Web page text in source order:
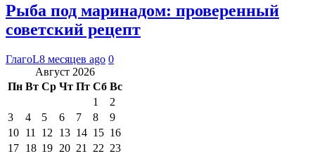
Рыба под маринадом: проверенный
советский рецепт
ГлагоL8 месяцев ago 0
Август 2026
Пн Вт Ср Чт Пт Сб Вс
1
2
3
4 5 6 7 8
9
10 11 12 13 14 15 16
17 18 19 20 21 22 23